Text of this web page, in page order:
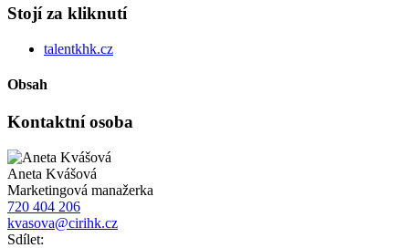
Stojí za kliknutí
talentkhk.cz
Obsah
Kontaktní osoba
Aneta Kvášová
Marketingová manažerka
720 404 206
kvasova@cirihk.cz
Sdílet: